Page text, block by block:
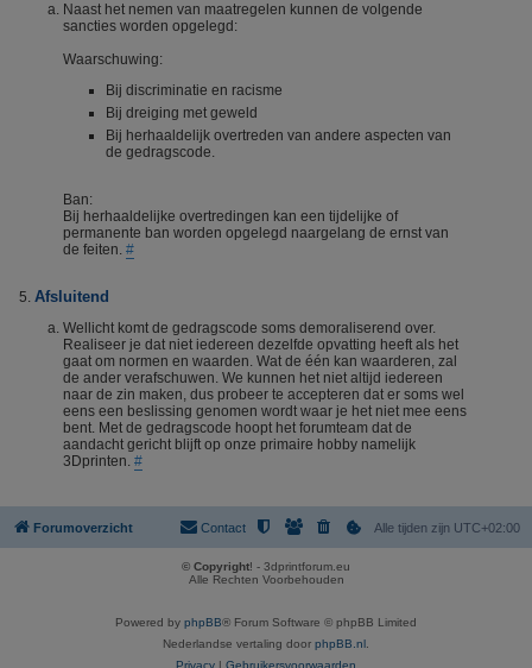
Naast het nemen van maatregelen kunnen de volgende
sancties worden opgelegd:
Waarschuwing:
Bij discriminatie en racisme
Bij dreiging met geweld
Bij herhaaldelijk overtreden van andere aspecten van
de gedragscode.
Ban:
Bij herhaaldelijke overtredingen kan een tijdelijke of
permanente ban worden opgelegd naargelang de ernst van
de feiten. #
Afsluitend
Wellicht komt de gedragscode soms demoraliserend over.
Realiseer je dat niet iedereen dezelfde opvatting heeft als het
gaat om normen en waarden. Wat de één kan waarderen, zal
de ander verafschuwen. We kunnen het niet altijd iedereen
naar de zin maken, dus probeer te accepteren dat er soms wel
eens een beslissing genomen wordt waar je het niet mee eens
bent. Met de gedragscode hoopt het forumteam dat de
aandacht gericht blijft op onze primaire hobby namelijk
3Dprinten. #
Forumoverzicht Alle tijden zijn UTC+02:00
Contact
© Copyright! - 3dprintforum.eu
Alle Rechten Voorbehouden
Powered by phpBB® Forum Software © phpBB Limited
Nederlandse vertaling door phpBB.nl
Privacy | Gebruikersvoorwaarden